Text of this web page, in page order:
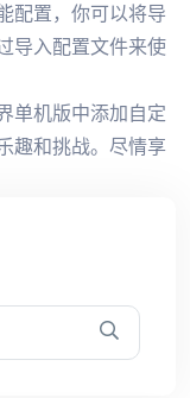
配置，你可以将导
导入配置文件来使
单机版中添加自定
趣和挑战。尽情享